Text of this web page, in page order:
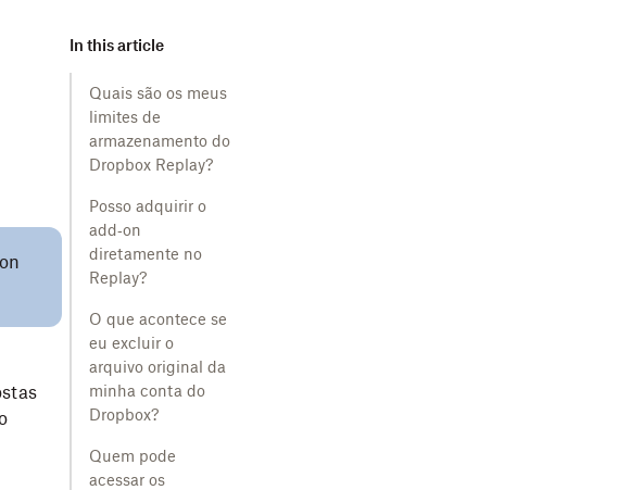
In this article
Quais são os meus
limites de
armazenamento do
Dropbox Replay?
Posso adquirir o
add‑on
diretamente no
Replay?
O que acontece se
eu excluir o
arquivo original da
minha conta do
Dropbox?
Quem pode
acessar os